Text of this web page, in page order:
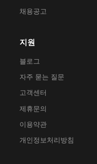
채용공고
지원
블로그
자주 묻는 질문
고객센터
제휴문의
이용약관
개인정보처리방침